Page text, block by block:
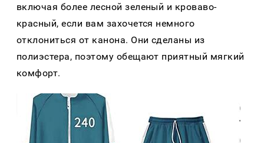
включая более лесной зеленый и кроваво-
красный, если вам захочется немного
отклониться от канона. Они сделаны из
полиэстера, поэтому обещают приятный мягкий
комфорт.